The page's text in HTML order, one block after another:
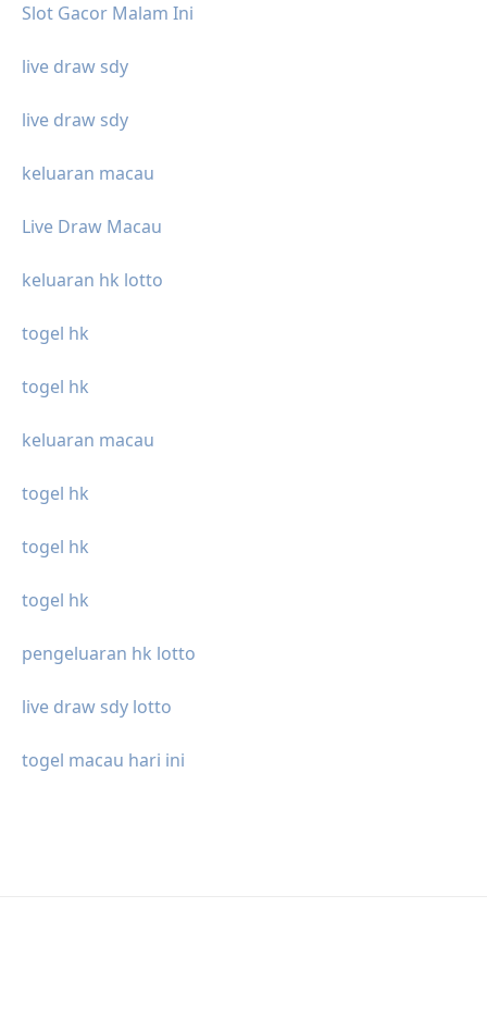
Slot Gacor Malam Ini
live draw sdy
live draw sdy
keluaran macau
Live Draw Macau
keluaran hk lotto
togel hk
togel hk
keluaran macau
togel hk
togel hk
togel hk
pengeluaran hk lotto
live draw sdy lotto
togel macau hari ini